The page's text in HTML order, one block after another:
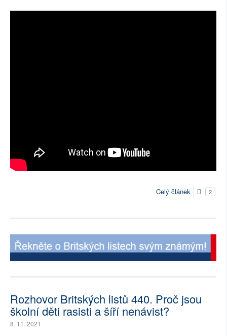
Celý článek 2
Rozhovor Britských listů 440. Proč jsou
školní děti rasisti a šíří nenávist?
8. 11. 2021